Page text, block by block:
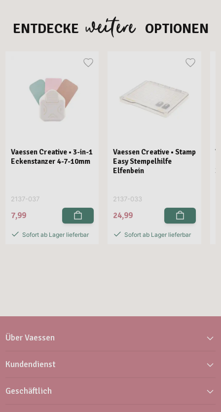
ENTDECKE weitere OPTIONEN
Vaessen Creative • 3-in-1
Eckenstanzer 4-7-10mm
2137-037
7,99
Sofort ab Lager lieferbar
Vaessen Creative • Stamp
Easy Stempelhilfe
Elfenbein
2137-033
24,99
Sofort ab Lager lieferbar
Über Vaessen
Kundendienst
Geschäftlich